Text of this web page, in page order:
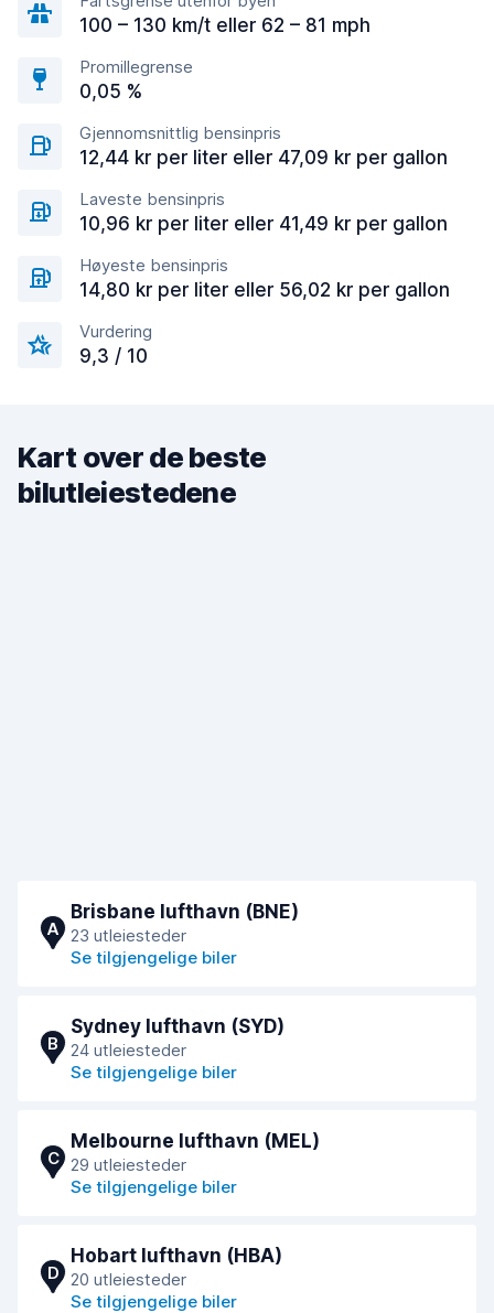
100 – 130 km/t eller 62 – 81 mph
Promillegrense
0,05 %
Gjennomsnittlig bensinpris
12,44 kr per liter eller 47,09 kr per gallon
Laveste bensinpris
10,96 kr per liter eller 41,49 kr per gallon
Høyeste bensinpris
14,80 kr per liter eller 56,02 kr per gallon
Vurdering
9,3 / 10
Kart over de beste
bilutleiestedene
A
Brisbane lufthavn (BNE)
23 utleiesteder
Se tilgjengelige biler
B
Sydney lufthavn (SYD)
24 utleiesteder
Se tilgjengelige biler
C
Melbourne lufthavn (MEL)
29 utleiesteder
Se tilgjengelige biler
D
Hobart lufthavn (HBA)
20 utleiesteder
Se tilgjengelige biler